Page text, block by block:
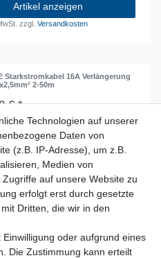
Artikel anzeigen
zzgl.Versandkosten
Starkstromkabel 16A Verlängerung
2-50m
€ *
Artikel anzeigen
zzgl.Versandkosten
1 bis 3 Werktage
ab 199 EURO Warenwert
Technologien auf unserer
Daten von
(z.B. IP-Adresse), um z.B.
Medien von
auf unsere Website zu
erfolgt erst durch gesetzte
Dritten, die wir in den
oder aufgrund eines
Die Zustimmung kann erteilt